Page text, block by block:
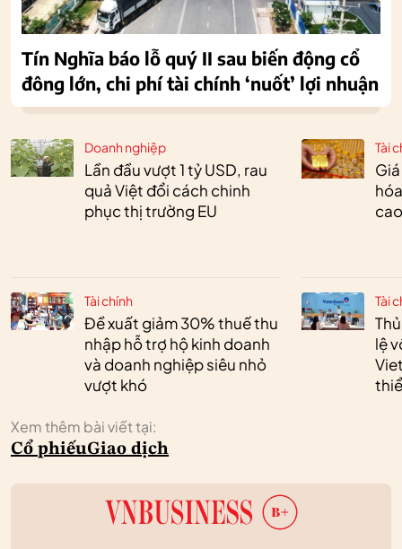
Doanh nghiệp
Lần đầu vượt 1 tỷ USD, rau
quả Việt đổi cách chinh
phục thị trường EU
Tài chính
Đề xuất giảm 30% thuế thu
nhập hỗ trợ hộ kinh doanh
và doanh nghiệp siêu nhỏ
vượt khó
Tài
Tài
lệ
Xem thêm bài viết tại:
Cổ phiếuGiao dịch
Tín Nghĩa báo lỗ quý II sau biến động cổ
đông lớn, chi phí tài chính ‘nuốt’ lợi nhuận